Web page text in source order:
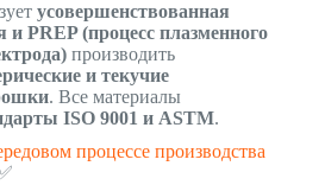
усовершенствованная
и PREP (процесс плазменного
производить
и текучие
. Все материалы
ISO 9001 и ASTM.
процессе производства